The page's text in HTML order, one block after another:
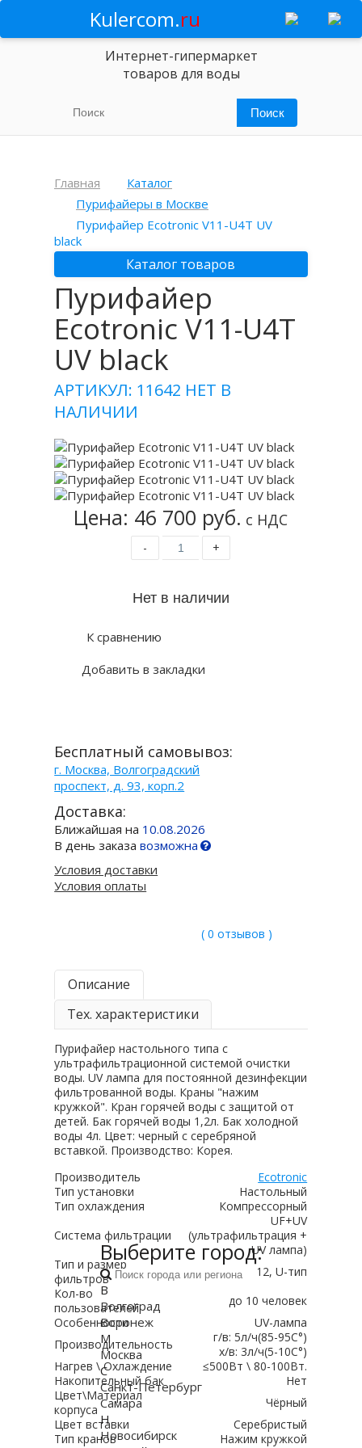
Kulercom.ru
Интернет-гипермаркет
товаров для воды
Главная
Каталог
Пурифайеры в Москве
Пурифайер Ecotronic V11-U4T UV
black
Каталог товаров
Пурифайер
Ecotronic V11-U4T
UV black
АРТИКУЛ: 11642 НЕТ В
НАЛИЧИИ
Цена: 46 700 руб. с НДС
- +
К сравнению
Добавить в закладки
Бесплатный самовывоз:
г. Москва, Волгоградский
проспект, д. 93, корп.2
Доставка:
Ближайшая на 10.08.2026
В день заказавозможна
Условия доставки
Условия оплаты
( 0 отзывов )
Описание
Тех. характеристики
Пурифайер настольного типа с
ультрафильтрационной системой очистки
воды. UV лампа для постоянной дезинфекции
фильтрованной воды. Краны "нажим
кружкой". Кран горячей воды с защитой от
детей. Бак горячей воды 1,2л. Бак холодной
воды 4л. Цвет: черный с серебряной
вставкой. Производство: Корея.
Производитель
Ecotronic
Тип установки
Настольный
Тип охлаждения
Компрессорный
Система фильтрации
UF+UV
(ультрафильтрация +
UV лампа)
Тип и размер
фильтров
12, U-тип
Кол-во
пользователей
до 10 человек
Особенности
UV-лампа
Производительность
г/в: 5л/ч(85-95C°)
х/в: 3л/ч(5-10C°)
Нагрев \ Охлаждение
≤500Вт \ 80-100Вт.
Накопительный бак
Нет
Цвет\Материал
корпуса
Чёрный
Цвет вставки
Серебристый
Тип кранов
Нажим кружкой
Выберите город:
В
Волгоград
Воронеж
М
Москва
С
Санкт-Петербург
Самара
Н
Новосибирск